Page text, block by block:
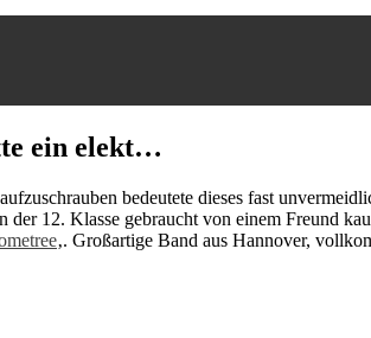
ein elekt…
bedeutete dieses fast
der 12. Klasse gebraucht von einem Freund
‚. Großartige Band aus Hannover,